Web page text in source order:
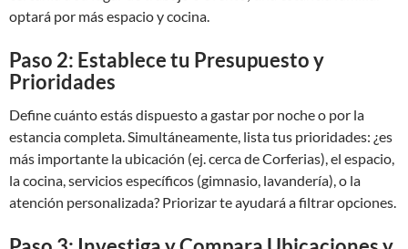
optará por más espacio y cocina.
Paso 2: Establece tu Presupuesto y
Prioridades
Define cuánto estás dispuesto a gastar por noche o por la
estancia completa. Simultáneamente, lista tus prioridades: ¿es
más importante la ubicación (ej. cerca de Corferias), el espacio,
la cocina, servicios específicos (gimnasio, lavandería), o la
atención personalizada? Priorizar te ayudará a filtrar opciones.